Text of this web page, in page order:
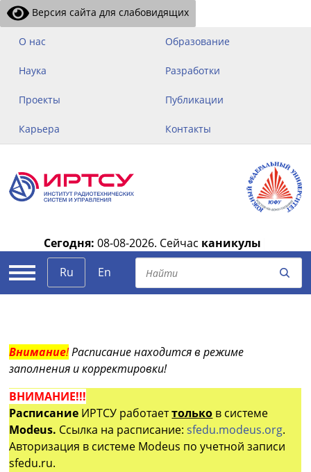
Версия сайта для слабовидящих
О нас Образование
Наука Разработки
Проекты Публикации
Карьера Контакты
Сегодня: 08-08-2026. Сейчас каникулы
Ru
En
Внимание!Расписание находится в режиме
заполнения и корректировки!
ВНИМАНИЕ!!!
Расписание ИРТСУ работаеттолько в системе
Modeus. Ссылка на расписание:sfedu.modeus.org.
Авторизация в системе Modeus по учетной записи
sfedu.ru.